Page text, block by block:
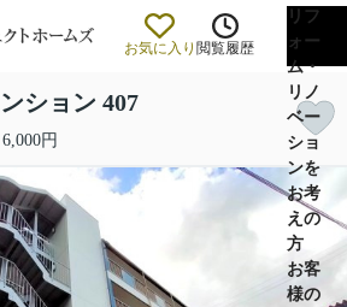
お気に入り 閲覧履歴
リフ
ォー
ム・
リノ
ベー
ショ
ンを
お考
えの
方
お客
様の
ション 407
円